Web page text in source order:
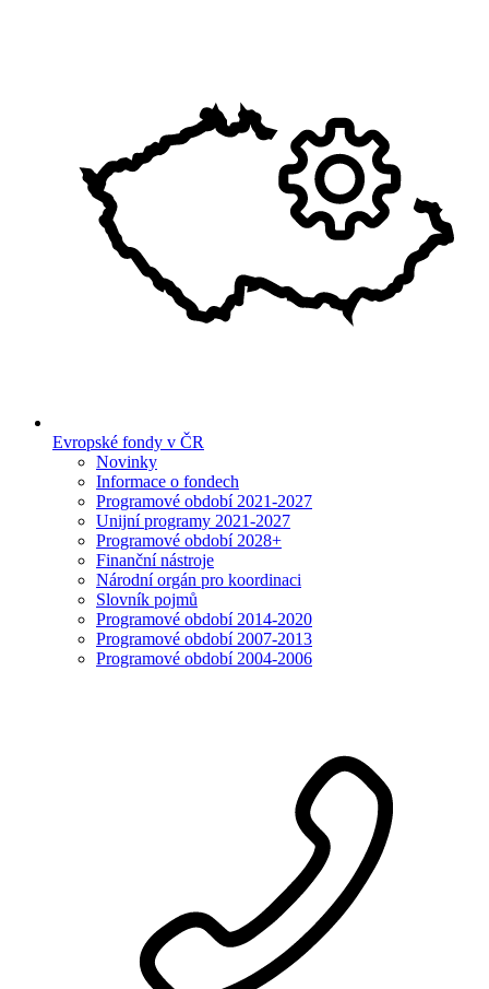
Evropské fondy v ČR
Novinky
Informace o fondech
Programové období 2021-2027
Unijní programy 2021-2027
Programové období 2028+
Finanční nástroje
Národní orgán pro koordinaci
Slovník pojmů
Programové období 2014-2020
Programové období 2007-2013
Programové období 2004-2006